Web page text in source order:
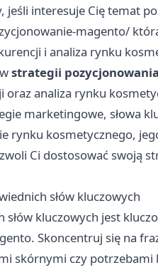
jeśli interesuje Cię temat
magento/
i analiza rynku
strategii
oraz analiza rynku
marketingowe, słowa
rynku kosmetycznego,
Ci dostosować swoją
słów kluczowych
kluczowych jest
Skoncentruj się na
skórnymi czy potrzebami